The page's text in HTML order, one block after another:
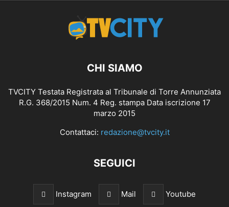
CHI SIAMO
TVCITY Testata Registrata al Tribunale di Torre Annunziata
R.G. 368/2015 Num. 4 Reg. stampa Data iscrizione 17
marzo 2015
Contattaci: redazione@tvcity.it
SEGUICI
Instagram Mail Youtube